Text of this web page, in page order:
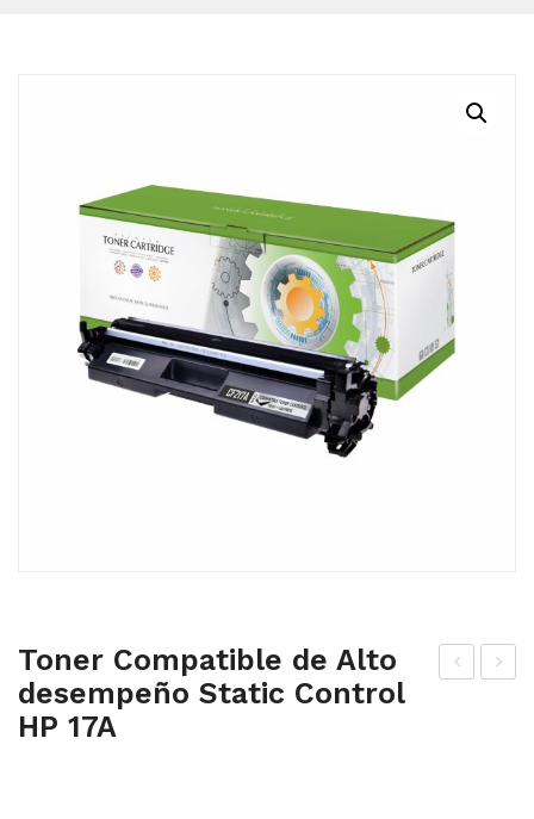
Toner Compatible de Alto
desempeño Static Control
HP 17A